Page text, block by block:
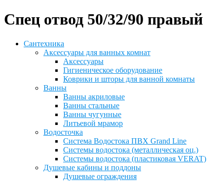
Спец отвод 50/32/90 правый
Сантехника
Аксессуары для ванных комнат
Аксессуары
Гигиеническое оборудование
Коврики и шторы для ванной комнаты
Ванны
Ванны акриловые
Ванны стальные
Ванны чугунные
Литьевой мрамор
Водосточка
Система Водостока ПВХ Grand Line
Системы водостока (металлическая оц.)
Системы водостока (пластиковая VERAT)
Душевые кабины и поддоны
Душевые ограждения